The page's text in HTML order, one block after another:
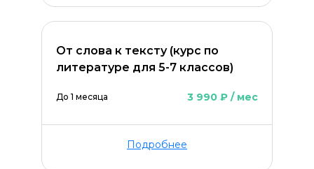
От слова к тексту (курс по
литературе для 5-7 классов)
До 1 месяца 3 990 ₽ / мес
Подробнее